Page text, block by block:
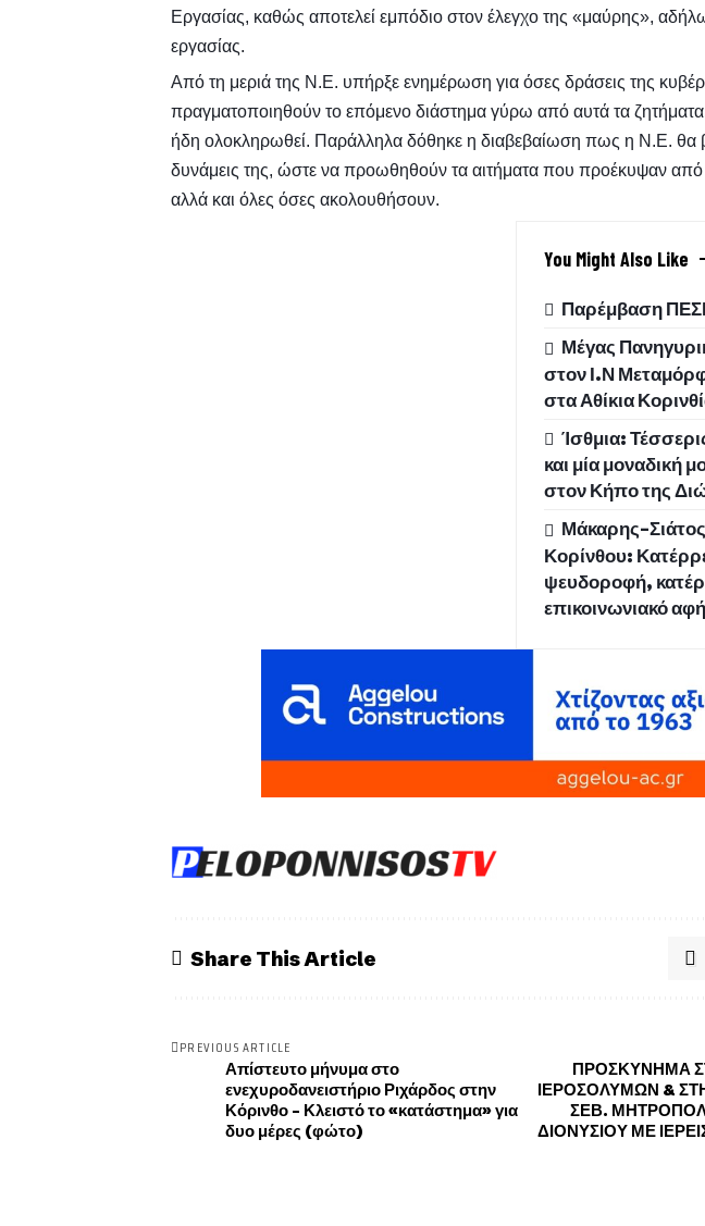
Εργασίας, καθώς αποτελεί εμπόδιο στον έλεγχο της «μαύρης»,
εργασίας.
Από τη μεριά της Ν.Ε. υπήρξε ενημέρωση για όσες δράσεις της
πραγματοποιηθούν το επόμενο διάστημα γύρω από αυτά τα
ήδη ολοκληρωθεί. Παράλληλα δόθηκε η διαβεβαίωση πως η Ν.Ε. θα
δυνάμεις της, ώστε να προωθηθούν τα αιτήματα που προέκυψαν
αλλά και όλες όσες ακολουθήσουν.
You Might Also Like
Παρέμβαση
Μέγας
στον Ι.Ν
στα Αθίκια
Ίσθμια:
και μία μοναδική
στον Κήπο της
Μάκαρης-
Κορίνθου:
ψευδοροφή,
επικοινωνιακό
Share This Article
PREVIOUS ARTICLE
Απίστευτο μήνυμα στο
ενεχυροδανειστήριο Ριχάρδος στην
Κόρινθο – Κλειστό το «κατάστημα» για
δυο μέρες (φώτο)
ΠΡΟΣΚΥΝΗΜΑ
ΙΕΡΟΣΟΛΥΜΩΝ &
ΣΕΒ.
ΔΙΟΝΥΣΙΟΥ ΜΕ